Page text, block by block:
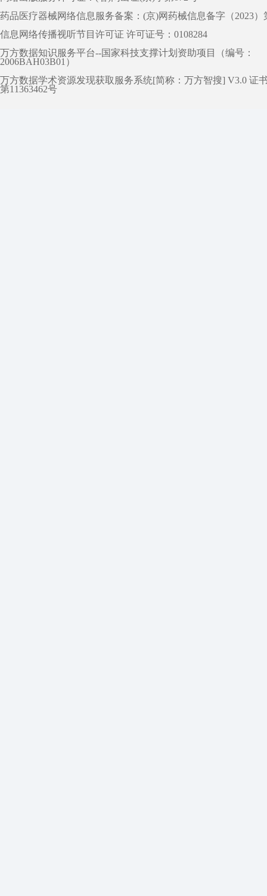
药品医疗器械网络信息服务备案：(京)网药械信息备字（2023）
信息网络传播视听节目许可证 许可证号：0108284
万方数据知识服务平台--国家科技支撑计划资助项目（编号：
2006BAH03B01）
万方数据学术资源发现获取服务系统[简称：万方智搜] V3.0 证
第11363462号